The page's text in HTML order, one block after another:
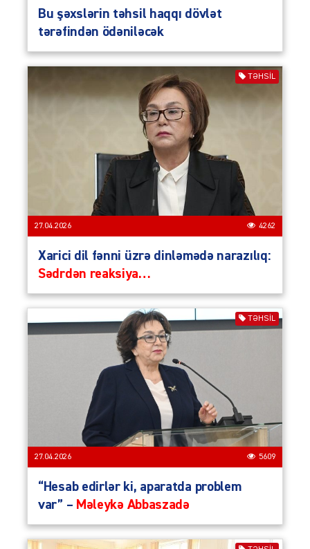
Bu şəxslərin təhsil haqqı dövlət
tərəfindən ödəniləcək
TƏHSIL
27.04.2026 4262
Xarici dil fənni üzrə dinləmədə narazılıq:
Sədrdən reaksiya…
TƏHSIL
27.04.2026 5609
“Hesab edirlər ki, aparatda problem
var” – Məleykə Abbaszadə